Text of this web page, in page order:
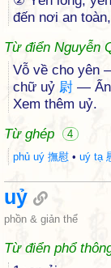
đến nơi an
Từ điển Nguyễn
Vỗ về cho yên
chữ uỷ 尉 — Ẩn
Xem thêm uỷ.
Từ ghép
4
phủ uý 撫慰 • uý tạ
uỷ
phồn & giản thể
Từ điển phổ